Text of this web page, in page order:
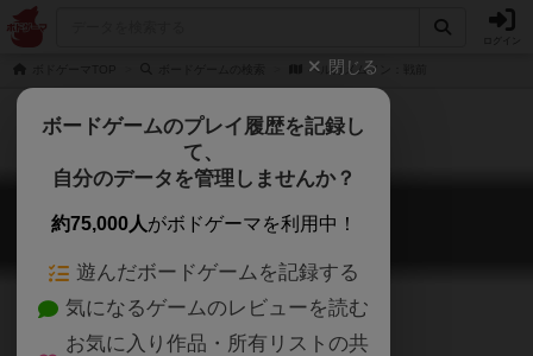
ペルガメムノン：戦前
ペルガメムノン：戦前
Pergamemnon: Antebellum
閉じる
ボードゲームのプレイ履歴を記録し
て、
自分のデータを管理しませんか？
約75,000人がボドゲーマを利用中！
遊んだボードゲームを記録する
気になるゲームのレビューを読む
お気に入り作品・所有リストの共